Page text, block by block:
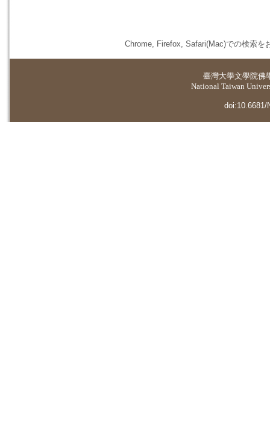
Chrome, Firefox, Safari(Mac)での検索を
臺灣大學文學院佛
National Taiwan
doi:10.6681/